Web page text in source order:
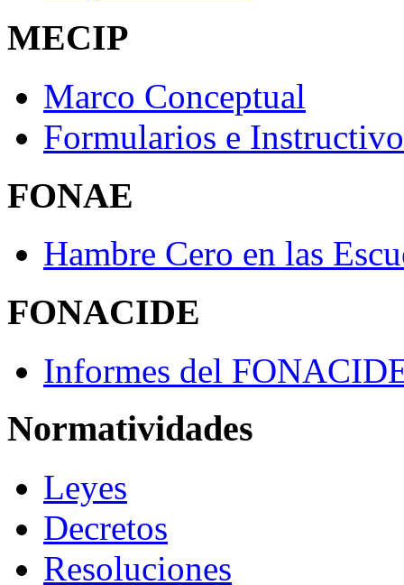
MECIP
Marco Conceptual
Formularios e
FONAE
Hambre Cero en las
FONACIDE
Informes del
Normatividades
Leyes
Decretos
Resoluciones